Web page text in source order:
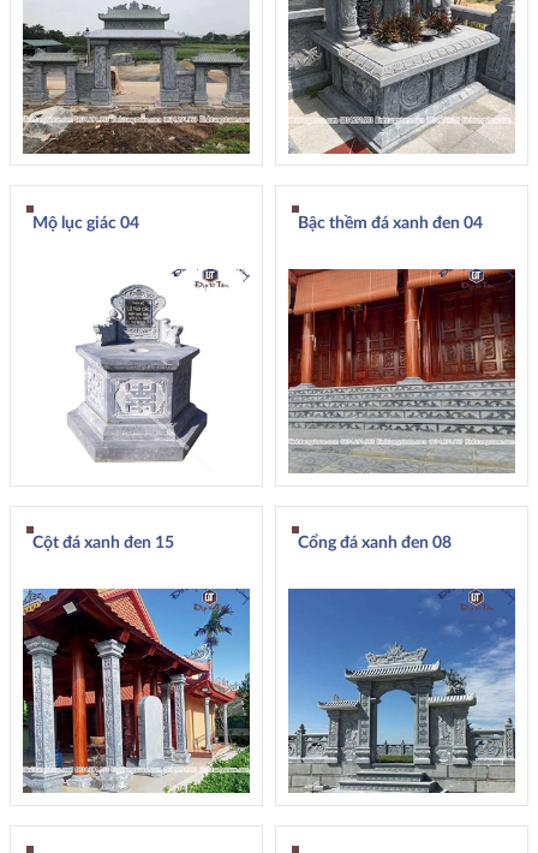
Mộ lục giác 04 Bậc thềm đá xanh đen 04
Cột đá xanh đen 15 Cổng đá xanh đen 08